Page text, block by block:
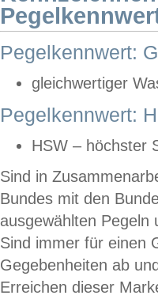
Pegelkennwert:
gleichwertiger
Pegelkennwert:
HSW – höchster
Sind in
Bundes mit den
ausgewählten
Sind immer für einen
Gegebenheiten ab
Erreichen dieser